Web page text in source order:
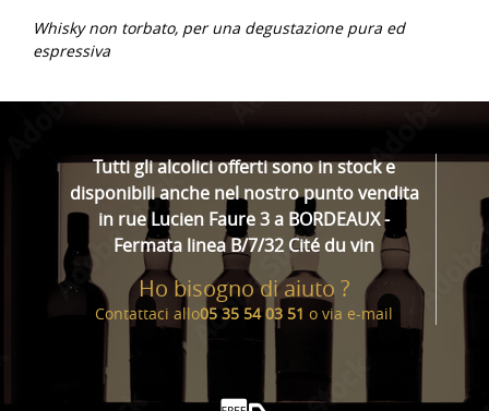
Whisky non torbato, per una degustazione pura ed
espressiva
Tutti gli alcolici offerti sono in stock e
disponibili anche nel nostro punto vendita
in rue Lucien Faure 3 a BORDEAUX -
Fermata linea B/7/32 Cité du vin
Ho bisogno di aiuto ?
Contattaci allo05 35 54 03 51 o via e-mail